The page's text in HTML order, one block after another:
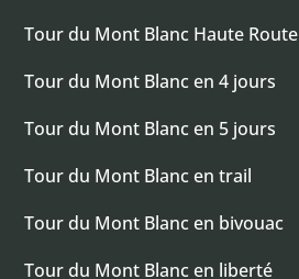
Tour du Mont Blanc Haute Route
Tour du Mont Blanc en 4 jours
Tour du Mont Blanc en 5 jours
Tour du Mont Blanc en trail
Tour du Mont Blanc en bivouac
Tour du Mont Blanc en liberté